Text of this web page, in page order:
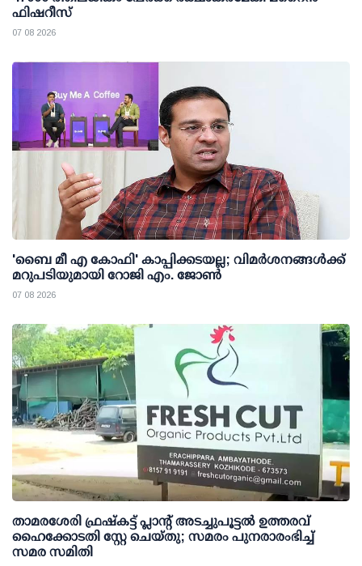
ഫിഷറീസ്
07 08 2026
'ബൈ മീ എ കോഫി' കാപ്പിക്കടയല്ല; വിമര്‍ശനങ്ങള്‍ക്ക്
മറുപടിയുമായി റോജി എം. ജോണ്‍
07 08 2026
താമരശേരി ഫ്രഷ്കട്ട് പ്ലാന്റ് അടച്ചുപൂട്ടൽ ഉത്തരവ്
ഹൈക്കോടതി സ്റ്റേ ചെയ്തു; സമരം പുനരാരംഭിച്ച്
സമര സമിതി